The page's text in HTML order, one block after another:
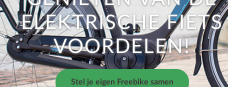
ELEKTRISCHE FIETS
VOORDELEN!
Stel je eigen Freebike samen